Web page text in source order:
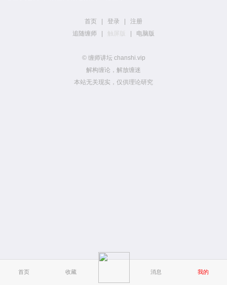
首页 收藏 消息 我的
首页 登录
注册
追随缠师
触屏版 电脑版
© 缠师讲坛 chanshi.vip
解构缠论，解放缠迷
本站无关现实，仅供理论研究